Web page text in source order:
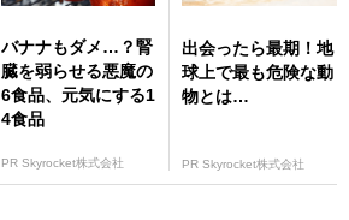
バナナもダメ…？腎
臓を弱らせる悪魔の
6食品、元気にする1
4食品
PR Skyrocket株式会社
出会ったら最期！地
球上で最も危険な動
物とは…
PR Skyrocket株式会社